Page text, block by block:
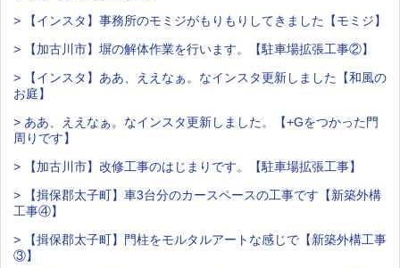
> 【インスタ】事務所のモミジがもりもりしてきました【モミジ】
> 【加古川市】塀の解体作業を行います。【駐車場拡張工事②】
> 【インスタ】ああ、ええなぁ。なインスタ更新しました【和風の
お庭】
> ああ、ええなぁ。なインスタ更新しました。【+Gをつかった門
周りです】
> 【加古川市】改修工事のはじまりです。【駐車場拡張工事】
> 【揖保郡太子町】車3台分のカースペースの工事です【新築外構
工事④】
> 【揖保郡太子町】門柱をモルタルアートな感じで【新築外構工事
③】